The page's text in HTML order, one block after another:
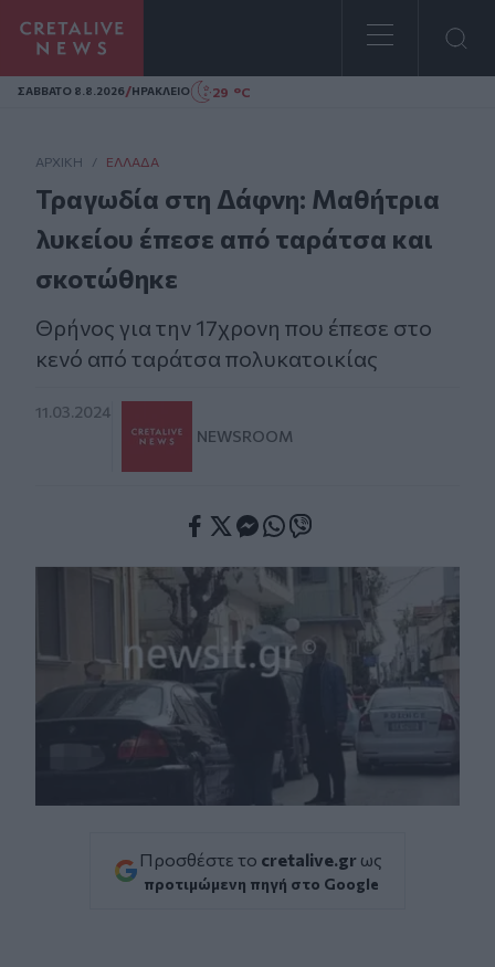
Homepage
ΣAΒΒΑΤΟ 8.8.2026/ΗΡΑΚΛΕΙΟ 29 °C
ΑΡΧΙΚΗ / ΕΛΛΆΔΑ
Τραγωδία στη Δάφνη: Μαθήτρια
λυκείου έπεσε από ταράτσα και
σκοτώθηκε
Θρήνος για την 17χρονη που έπεσε στο
κενό από ταράτσα πολυκατοικίας
11.03.2024
NEWSROOM
Προσθέστε το cretalive.gr ως
προτιμώμενη πηγή στο Google